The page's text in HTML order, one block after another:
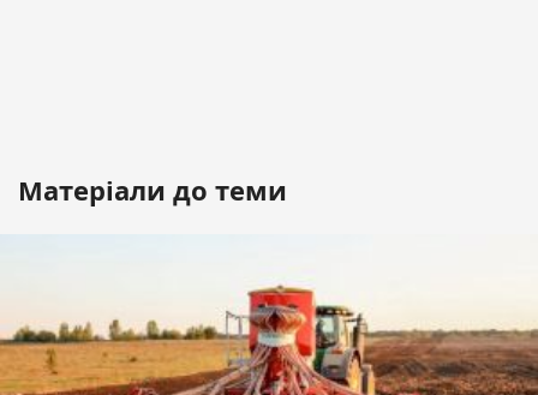
Матеріали до теми